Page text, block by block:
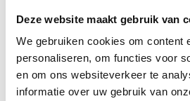
Deze website maakt gebruik van
We gebruiken cookies om content
personaliseren, om functies voor
en om ons websiteverkeer te
informatie over uw gebruik van